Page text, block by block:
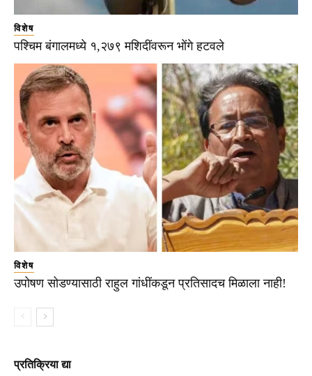
विशेष
पश्चिम बंगालमध्ये १,२७९ मशिदींवरून भोंगे हटवले
विशेष
उपोषण सोडण्यासाठी राहुल गांधींकडून प्रतिसादच मिळाला नाही!
प्रतिक्रिया द्या